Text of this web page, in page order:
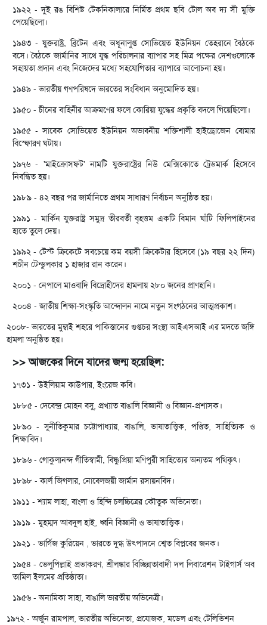
১৯২২ - দুই রঙ বিশিষ্ট টেকনিকালারে নির্মিত প্রথম ছবি টোল অব দ্য সী মুক্তি
পেয়েছিলো।
১৯৪৩ - যুক্তরাষ্ট্র, ব্রিটেন এবং অধূনালুপ্ত সোভিয়েত ইউনিয়ন তেহরানে বৈঠকে
বসে। বৈঠকে জার্মানির সাথে যুদ্ধ পরিচালনার ব্যাপার সহ মিত্র পক্ষের দেশগুলোকে
সহায়তা প্রদান এবং নিজেদের মধ্যে সহযোগিতার ব্যাপারে আলোচনা হয়।
১৯৪৯ - ভারতীয় গণপরিষদে ভারতের সংবিধান অনুমোদিত হয়।
১৯৫০ - চীনের বাহিনীর আক্রমণের ফলে কোরিয়া যুদ্ধের প্রকৃতি বদলে গিয়েছিলো।
১৯৫৫ - সাবেক সোভিয়েত ইউনিয়ন অভাবনীয় শক্তিশালী হাইড্রোজেন বোমার
বিস্ফোরণ ঘটায়।
১৯৭৬ - 'মাইক্রোসফট' নামটি যুক্তরাষ্ট্রের নিউ মেক্সিকোতে ট্রেডমার্ক হিসেবে
নিবন্ধিত হয়।
১৯৮৯ - ৪২ বছর পর জার্মানিতে প্রথম সাধারণ নির্বাচন অনুষ্ঠিত হয়।
১৯৯১ - মার্কিন যুক্তরাষ্ট্র সমুদ্র তীরবর্তী বৃহত্তম একটি বিমান ঘাঁটি ফিলিপাইনের
হাতে তুলে দেয়।
১৯৯২ - টেস্ট ক্রিকেটে সবচেয়ে কম বয়সী ক্রিকেটার হিসেবে (১৯ বছর ২২ দিন)
শচীন টেন্ডুলকার ১ হাজার রান করেন।
২০০১ - নেপালে মাওবাদি বিদ্রোহীদের হামলায় ২৮০ জনের প্রাণহানি।
২০০৪ - জাতীয় শিক্ষা-সংস্কৃতি আন্দোলন নামে নতুন সংগঠনের আত্মপ্রকাশ।
২০০৮- ভারতের মুম্বাই শহরে পাকিস্তানের গুপ্তচর সংস্থা আইএসআই এর মদতে জঙ্গি
হামলা অনুষ্ঠিত হয়।
>> আজকের দিনে যাদের জন্ম হয়েছিল:
১৭৩১ - উইলিয়াম কাউপার, ইংরেজ কবি।
১৮৮৫ - দেবেন্দ্র মোহন বসু, প্রখ্যাত বাঙালি বিজ্ঞানী ও বিজ্ঞান-প্রশাসক।
১৮৯০ - সুনীতিকুমার চট্টোপাধ্যায়, বাঙালি, ভাষাতাত্ত্বিক, পণ্ডিত, সাহিত্যিক ও
শিক্ষাবিদ।
১৮৯৬ - গোকুলানন্দ গীতিস্বামী, বিষ্ণুপ্রিয়া মণিপুরী সাহিত্যের অন্যতম পথিকৃৎ।
১৮৯৮ - কার্ল জিগলার, নোবেলজয়ী জার্মান রসায়নবিদ।
১৯১১ - শ্যাম লাহা, বাংলা ও হিন্দি চলচ্চিত্রের কৌতুক অভিনেতা।
১৯১৯ - মুহম্মদ আবদুল হাই, ধ্বনি বিজ্ঞানী ও ভাষাতাত্ত্বিক।
১৯২১ - ভার্গিজ কুরিয়েন , ভারতে দুগ্ধ উৎপাদনে শ্বেত বিপ্লবের জনক।
১৯৫৪ - ভেলুপিল্লাই প্রভাকরণ, শ্রীলঙ্কার বিচ্ছিন্নতাবাদী দল লিবারেশন টাইগার্স অব
তামিল ইলমের প্রতিষ্ঠাতা।
১৯৫৬ - অনামিকা সাহা, বাঙালি ভারতীয় অভিনেত্রী।
১৯৭২ - অর্জুন রামপাল, ভারতীয় অভিনেতা, প্রযোজক, মডেল এবং টেলিভিশন